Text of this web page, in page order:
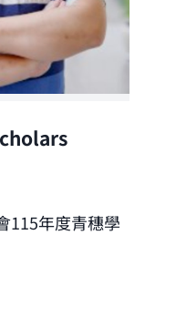
115年度青穗學